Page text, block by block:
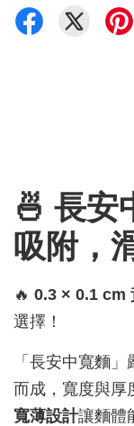
🍜 長安
吸附，
🔥 0.3 × 0.1 cm
選擇！
「長安中寬麵
而成，寬度與厚
寬薄設計讓麵體